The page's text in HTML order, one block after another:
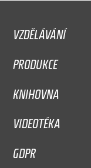
VZDĚLÁVÁNÍ
PRODUKCE
KNIHOVNA
VIDEOTÉKA
GDPR